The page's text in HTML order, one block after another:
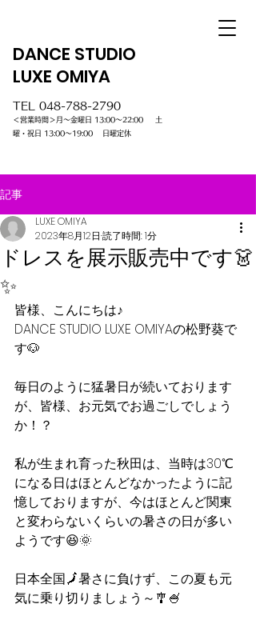
DANCE STUDIO
LUXE OMIYA
TEL 048-788-2790
＜営業時間＞月～金曜日 13:00～22:00 土
曜・祝日 13:00～19:00 日曜定休
記事
ドレスを展示販売中です👗
✨
LUXE OMIYA
2023年8月12日 読了時間: 1分
皆様、こんにちは♪
DANCE STUDIO LUXE OMIYAの松野葵で
す🐶
毎日のように猛暑日が続いております
が、皆様、お元気でお過ごしでしょう
か！？
私が生まれ育った秋田は、当時は30℃
になる日はほとんどなかったように記
憶しておりますが、今はほとんど関東
と変わらないくらいの暑さの日が多い
ようです😆🌞
日本全国🗾暑さに負けず、この夏も元
気に乗り切りましょう～🎐🍧